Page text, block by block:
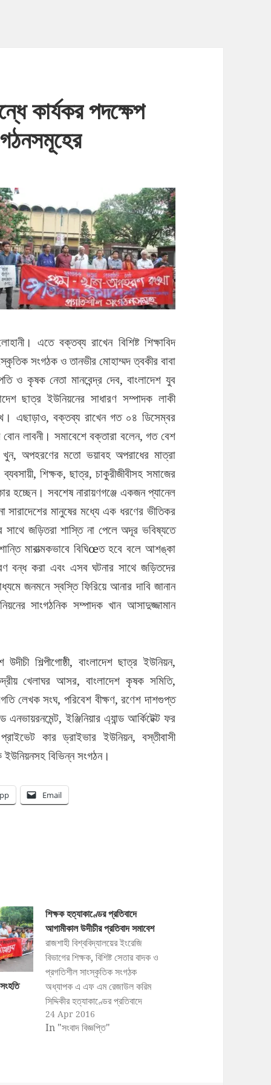
কার্যকর পদক্ষেপ
এতে বক্তব্য রাখেন বিশিষ্ট শিক্ষাবিদ
সংগঠক ও তানভীর মোহাম্মদ ত্বকীর বাবা
ও কৃষক নেতা মানবেন্দ্র দেব, বাংলাদেশ যুব
ছাত্র ইউনিয়নের সাধারণ সম্পাদক লাকী
এছাড়াও, বক্তব্য রাখেন গত ০৪ ডিসেম্বর
লাবনী। সমাবেশে বক্তারা বলেন, গত বেশ
খুন, অপহরণের মতো ভয়াবহ অপরাধের মাত্রা
শিক্ষক, ছাত্র, চাকুরীজীবীসহ সমাজের
হচ্ছেন। সবশেষ নারায়ণগঞ্জে একজন প্যানেল
মানুষের মধ্যে এক ধরণের ভীতিকর
জড়িতরা শাস্তি না পেলে অদূর ভবিষ্যতে
মারাত্মকভাবে বিঘিœত হবে বলে আশঙ্কা
করা এবং এসব ঘটনার সাথে জড়িতদের
জনমনে স্বস্তি ফিরিয়ে আনার দাবি জানান
সাংগঠনিক সম্পাদক খান আসাদুজ্জামান
শিল্পীগোষ্ঠী, বাংলাদেশ ছাত্র ইউনিয়ন,
খেলাঘর আসর, বাংলাদেশ কৃষক সমিতি,
লেখক সংঘ, পরিবেশ বীক্ষণ, রণেশ দাশগুপ্ত
ইঞ্জিনিয়ার এ্যান্ড আর্কিটেক্ট ফর
কার ড্রাইভার ইউনিয়ন, বস্তীবাসী
ইউনিয়নসহ বিভিন্ন সংগঠন।
Email
শিক্ষক হত্যাকাণ্ডের প্রতিবাদে
আগামীকাল উদীচীর প্রতিবাদ সমাবেশ
রাজশাহী বিশ্ববিদ্যালয়ের ইংরেজি
বিভাগের শিক্ষক, বিশিষ্ট সেতার বাদক ও
প্রগতিশীল সাংস্কৃতিক সংগঠক
অধ্যাপক এ এফ এম রেজাউল করিম
সিদ্দিকীর হত্যাকাণ্ডের প্রতিবাদে
আগামীকাল প্রতিবাদ সমাবেশ করবে
বাংলাদেশ উদীচী শিল্পীগোষ্ঠী।
24 Apr 2016
In "সংবাদ বিজ্ঞপ্তি"